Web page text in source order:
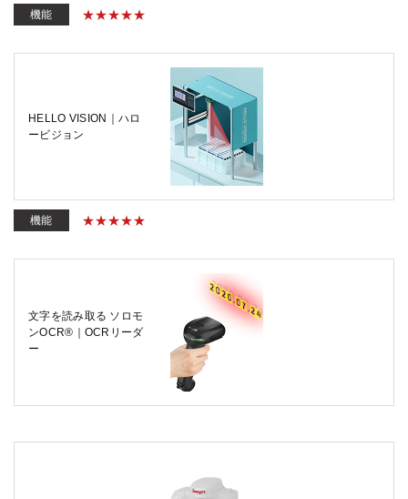
機能
HELLO VISION｜ハロ
ービジョン
機能
文字を読み取る ソロモ
ンOCR®｜OCRリーダ
ー